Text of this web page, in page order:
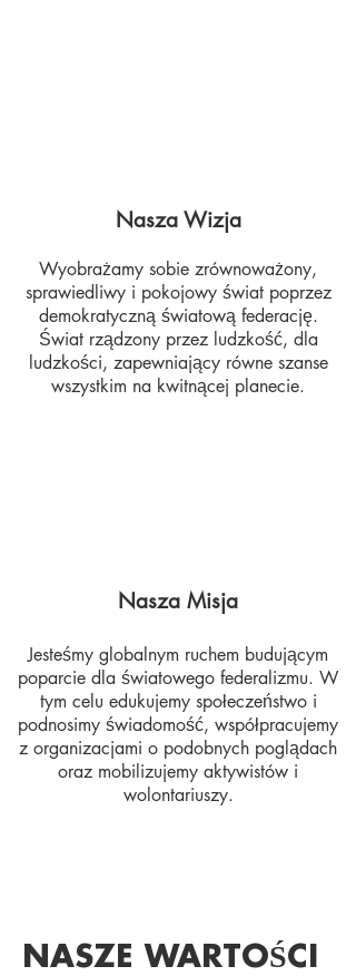
Nasza Wizja
Wyobrażamy sobie zrównoważony,
sprawiedliwy i pokojowy świat poprzez
demokratyczną światową federację.
Świat rządzony przez ludzkość, dla
ludzkości, zapewniający równe szanse
wszystkim na kwitnącej planecie.
Nasza Misja
Jesteśmy globalnym ruchem budującym
poparcie dla światowego federalizmu. W
tym celu edukujemy społeczeństwo i
podnosimy świadomość, współpracujemy
z organizacjami o podobnych poglądach
oraz mobilizujemy aktywistów i
wolontariuszy.
NASZE WARTOŚCI